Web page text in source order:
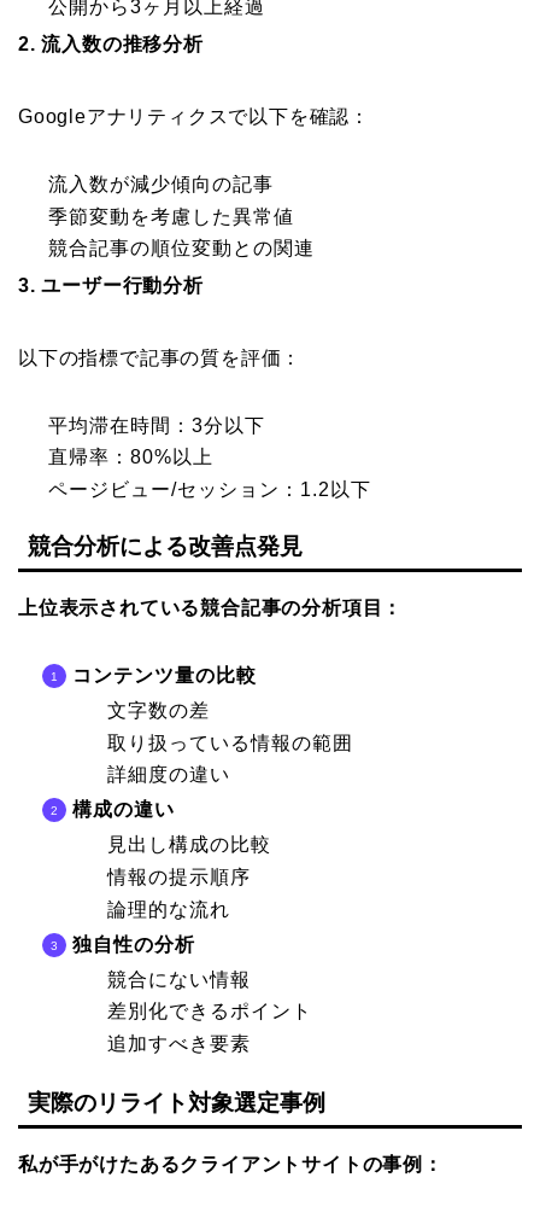
公開から3ヶ月以上経過
2. 流入数の推移分析
Googleアナリティクスで以下を確認：
流入数が減少傾向の記事
季節変動を考慮した異常値
競合記事の順位変動との関連
3. ユーザー行動分析
以下の指標で記事の質を評価：
平均滞在時間：3分以下
直帰率：80%以上
ページビュー/セッション：1.2以下
競合分析による改善点発見
上位表示されている競合記事の分析項目：
コンテンツ量の比較
文字数の差
取り扱っている情報の範囲
詳細度の違い
構成の違い
見出し構成の比較
情報の提示順序
論理的な流れ
独自性の分析
競合にない情報
差別化できるポイント
追加すべき要素
実際のリライト対象選定事例
私が手がけたあるクライアントサイトの事例：